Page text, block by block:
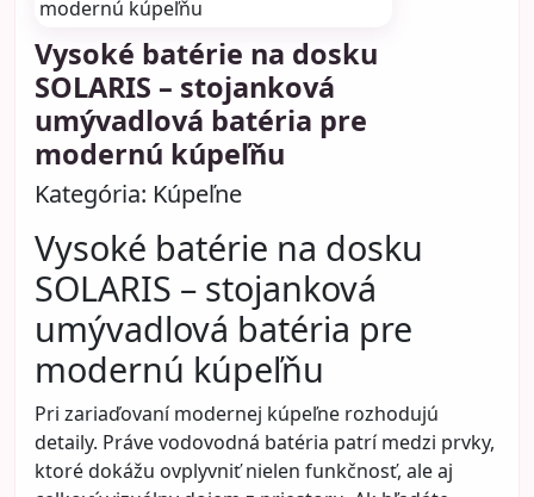
Vysoké batérie na dosku
SOLARIS – stojanková
umývadlová batéria pre
modernú kúpeľňu
Kategória: Kúpeľne
Vysoké batérie na dosku
SOLARIS – stojanková
umývadlová batéria pre
modernú kúpeľňu
Pri zariaďovaní modernej kúpeľne rozhodujú
detaily. Práve vodovodná batéria patrí medzi prvky,
ktoré dokážu ovplyvniť nielen funkčnosť, ale aj